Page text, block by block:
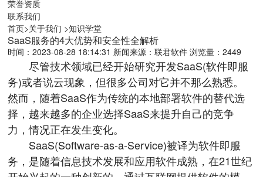
荣誉资质
联系我们
首页>关于我们 >知识学堂
SaaS服务的4大优势和安全性全解析
时间：2023-08-28 18:14:31 新闻来源：联君软件 浏览量：2449
尽管技术领域已经开始研究开发SaaS(软件即服
务)或者说云现象，但很多公司对它并不那么熟悉。
然而，随着SaaS作为传统的本地部署软件的替代选
择，越来越多的企业选择SaaS来提升自己的竞争
力，情况正在发生变化。
SaaS(Software-as-a-Service)被译为软件即服
务，是随着信息技术发展和应用软件成熟，在21世纪